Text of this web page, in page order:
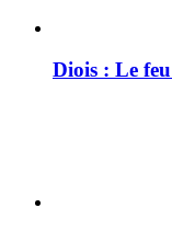
Diois : Le